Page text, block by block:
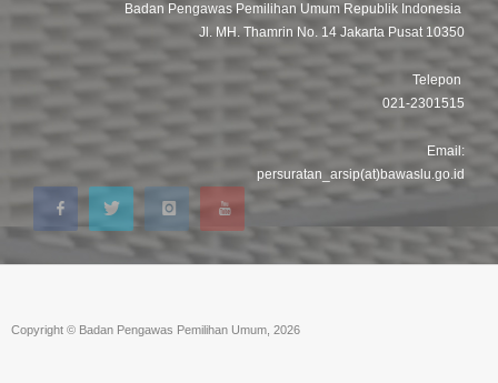
Badan Pengawas Pemilihan Umum Republik Indonesia
Jl. MH. Thamrin No. 14 Jakarta Pusat 10350
Telepon
021-2301515
Email:
persuratan_arsip(at)bawaslu.go.id
Copyright © Badan Pengawas Pemilihan Umum, 2026